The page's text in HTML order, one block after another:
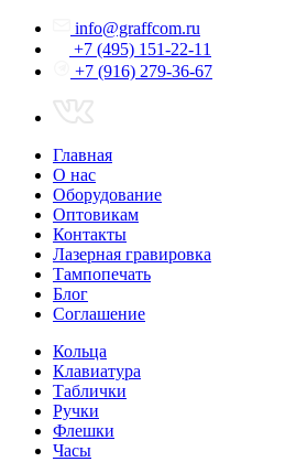
info@graffcom.ru
+7 (495) 151-22-11
+7 (916) 279-36-67
Главная
О нас
Оборудование
Оптовикам
Контакты
Лазерная гравировка
Тампопечать
Блог
Соглашение
Кольца
Клавиатура
Таблички
Ручки
Флешки
Часы